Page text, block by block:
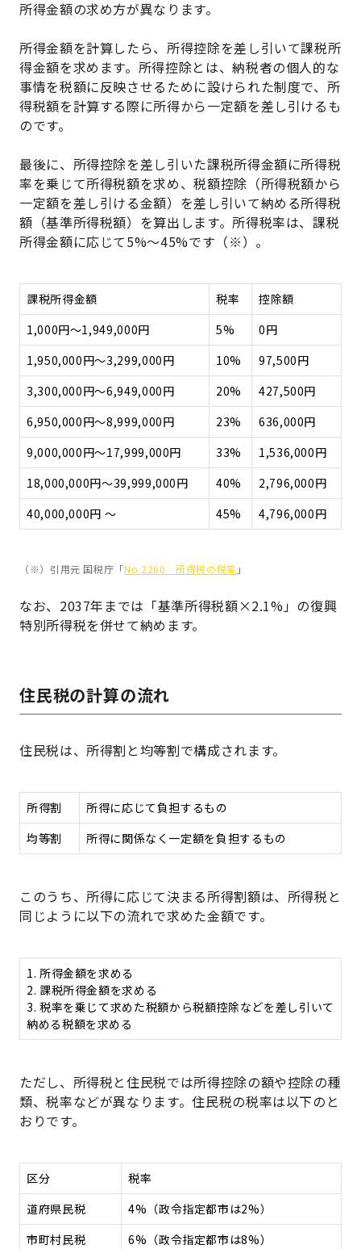
所得金額の求め方が異なります。
所得金額を計算したら、所得控除を差し引いて課税所
得金額を求めます。所得控除とは、納税者の個人的な
事情を税額に反映させるために設けられた制度で、所
得税額を計算する際に所得から一定額を差し引けるも
のです。
最後に、所得控除を差し引いた課税所得金額に所得税
率を乗じて所得税額を求め、税額控除（所得税額から
一定額を差し引ける金額）を差し引いて納める所得税
額（基準所得税額）を算出します。所得税率は、課税
所得金額に応じて5%～45%です（※）。
課税所得金額 税率
控除額
1,000円～1,949,000円
5%
0円
1,950,000円～3,299,000円
10%
97,500円
3,300,000円～6,949,000円
20%
427,500円
6,950,000円～8,999,000円
23%
636,000円
9,000,000円～17,999,000円
33%
1,536,000円
18,000,000円～39,999,000円
40%
2,796,000円
40,000,000円 ～
45% 4,796,000円
（※）引用元 国税庁「No.2260 所得税の税率 」
なお、2037年までは「基準所得税額×2.1%」の復興
特別所得税を併せて納めます。
住民税の計算の流れ
住民税は、所得割と均等割で構成されます。
所得割
所得に応じて負担するもの
均等割
所得に関係なく一定額を負担するもの
このうち、所得に応じて決まる所得割額は、所得税と
同じように以下の流れで求めた金額です。
1. 所得金額を求める
2. 課税所得金額を求める
3. 税率を乗じて求めた税額から税額控除などを差し引いて
納める税額を求める
ただし、所得税と住民税では所得控除の額や控除の種
類、税率などが異なります。住民税の税率は以下のと
おりです。
区分
税率
道府県民税
4%（政令指定都市は2%）
市町村民税
6%（政令指定都市は8%）